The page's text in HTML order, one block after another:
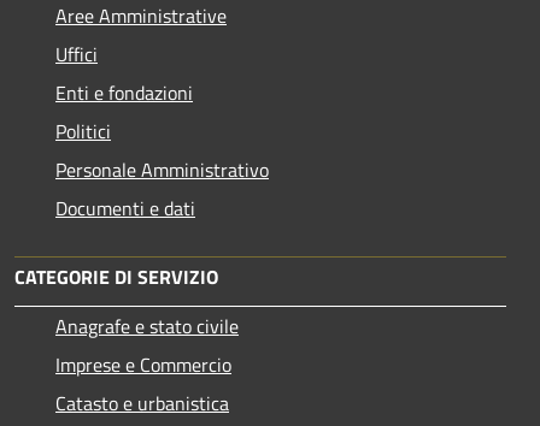
Aree Amministrative
Uffici
Enti e fondazioni
Politici
Personale Amministrativo
Documenti e dati
CATEGORIE DI SERVIZIO
Anagrafe e stato civile
Imprese e Commercio
Catasto e urbanistica